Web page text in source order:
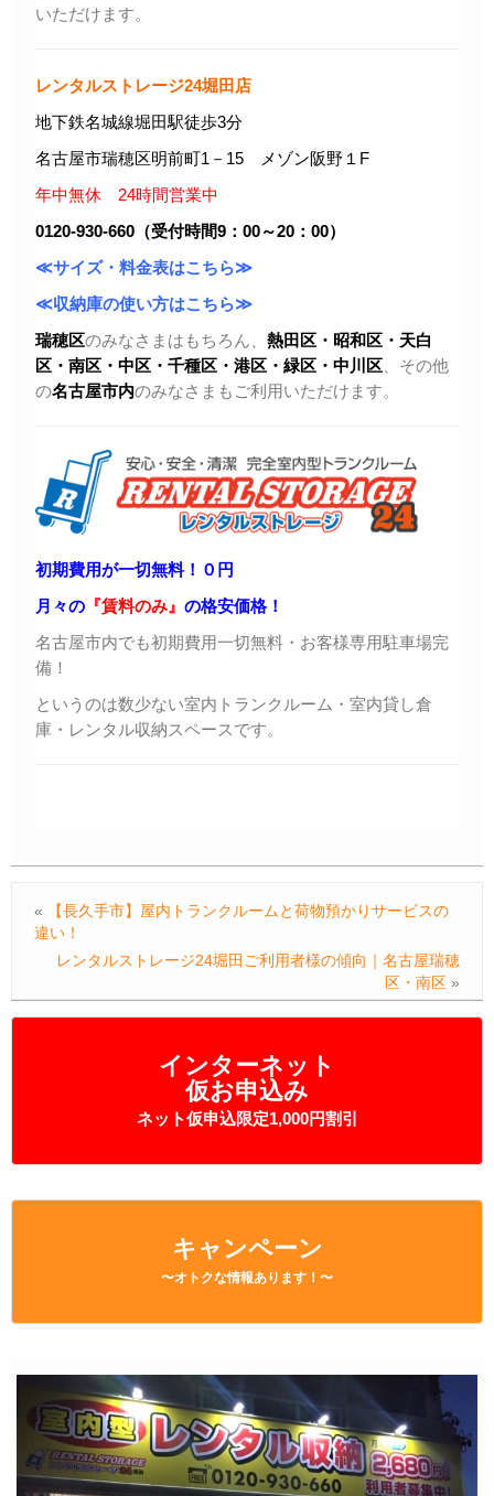
インターネット
仮お申込み
ネット仮申込限定1,000円割引
キャンペーン
〜オトクな情報あります！〜
いただけます。
レンタルストレージ24堀田店
地下鉄名城線堀田駅徒歩3分
名古屋市瑞穂区明前町1－15 メゾン阪野１F
年中無休 24時間営業中
0120-930-660（受付時間9：00～20：00）
≪サイズ・料金表はこちら≫
≪収納庫の使い方はこちら≫
瑞穂区のみなさまはもちろん、 熱田区・昭和区・天白
区・ 南区・中区・千種区・港区・緑区・中川区 、その他
の名古屋市内のみなさまもご利用いただけます。
初期費用が一切無料！０円
月々の 『賃料のみ』 の格安価格！
名古屋市内でも初期費用一切無料・お客様専用駐車場完
備！
というのは数少ない室内トランクルーム・室内貸し倉
庫・レンタル収納スペースです。
«
【長久手市】屋内トランクルームと荷物預かりサービスの
違い！
レンタルストレージ24堀田ご利用者様の傾向｜名古屋瑞穂
区・南区 »